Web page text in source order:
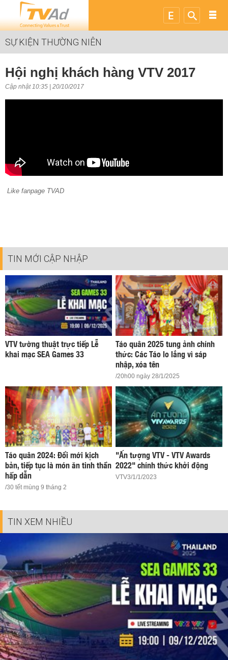
SỰ KIỆN THƯỜNG NIÊN
Hội nghị khách hàng VTV 2017
Cập nhật 10:35 | 20/10/2017
Like fanpage TVAD
TIN MỚI CẬP NHẬP
VTV tường thuật trực tiếp Lễ
khai mạc SEA Games 33
Táo quân 2025 tung ảnh chính
thức: Các Táo lo lắng vì sáp
nhập, xóa tên
/20h00 ngày 28/1/2025
Táo quân 2024: Đổi mới kịch
bản, tiếp tục là món ăn tinh thần
hấp dẫn
/30 tết mùng 9 tháng 2
"Ấn tượng VTV - VTV Awards
2022" chính thức khởi động
VTV3/1/1/2023
TIN XEM NHIỀU